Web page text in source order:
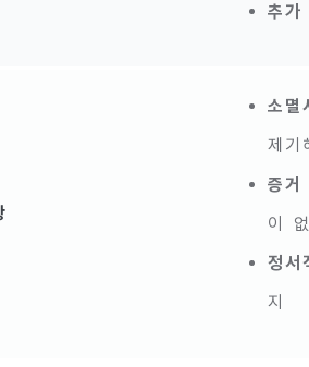
추가
소멸
제기
증거
이
정서
지